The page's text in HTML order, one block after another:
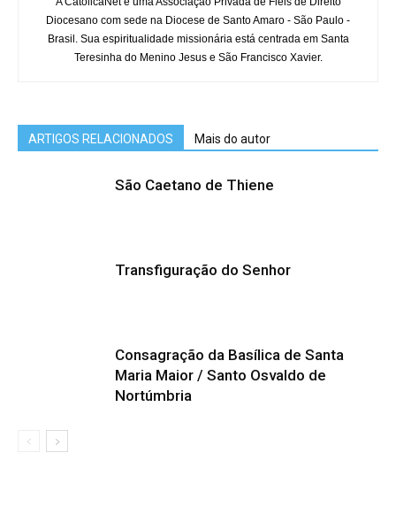
Diocesano com sede na Diocese de Santo Amaro - São Paulo -
Brasil. Sua espiritualidade missionária está centrada em Santa
Teresinha do Menino Jesus e São Francisco Xavier.
ARTIGOS RELACIONADOS Mais do autor
São Caetano de Thiene
Transfiguração do Senhor
Consagração da Basílica de Santa
Maria Maior / Santo Osvaldo de
Nortúmbria